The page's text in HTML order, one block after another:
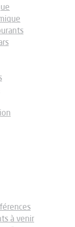
à venir